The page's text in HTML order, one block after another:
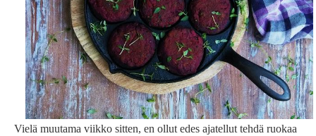
Vielä muutama viikko sitten, en ollut edes ajatellut tehdä ruokaa